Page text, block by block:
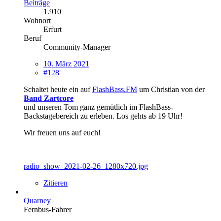
Beiträge
1.910
Wohnort
Erfurt
Beruf
Community-Manager
10. März 2021
#128
Schaltet heute ein aufFlashBass.FM um Christian von der
Band Zartcore
und unseren Tom ganz gemütlich im FlashBass-
Backstagebereich zu erleben. Los gehts ab 19 Uhr!
Wir freuen uns auf euch!
radio_show_2021-02-26_1280x720.jpg
Zitieren
Quarney
Fernbus-Fahrer